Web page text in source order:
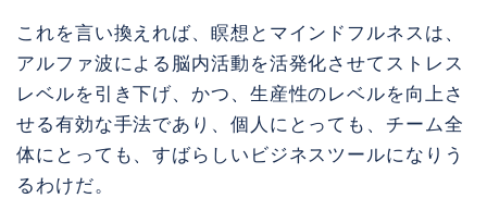
これを言い換えれば、瞑想とマインドフルネスは、
アルファ波による脳内活動を活発化させてストレス
レベルを引き下げ、かつ、生産性のレベルを向上さ
せる有効な手法であり、個人にとっても、チーム全
体にとっても、すばらしいビジネスツールになりう
るわけだ。